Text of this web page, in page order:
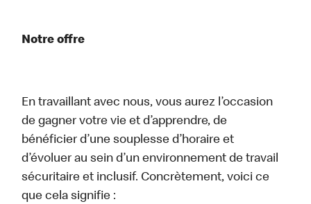
Notre offre
En travaillant avec nous, vous aurez l’occasion
de gagner votre vie et d’apprendre, de
bénéficier d’une souplesse d’horaire et
d’évoluer au sein d’un environnement de travail
sécuritaire et inclusif. Concrètement, voici ce
que cela signifie :